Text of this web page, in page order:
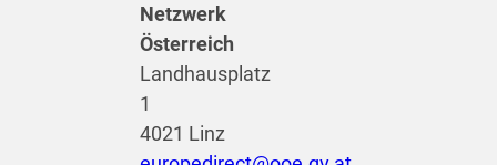
Netzwerk
Österreich
Landhausplatz
1
4021 Linz